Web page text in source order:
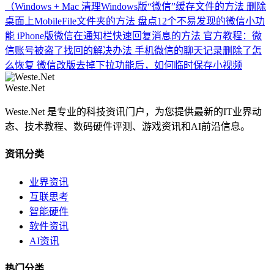
（Windows + Mac 清理Windows版“微信”缓存文件的方法 删除
桌面上MobileFile文件夹的方法 盘点12个不易发现的微信小功
能 iPhone版微信在通知栏快速回复消息的方法 官方教程：微
信账号被盗了找回的解决办法 手机微信的聊天记录删除了怎
么恢复 微信改版去掉下拉功能后，如何临时保存小视频
Weste.Net
Weste.Net 是专业的科技资讯门户，为您提供最新的IT业界动
态、技术教程、数码硬件评测、游戏资讯和AI前沿信息。
资讯分类
业界资讯
互联思考
智能硬件
软件资讯
AI资讯